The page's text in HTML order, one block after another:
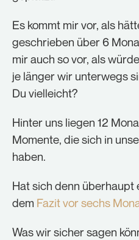
Es kommt mir vor, als
geschrieben über 6
mir auch so vor, als
je länger wir unterwegs
Du vielleicht?
Hinter uns liegen 12
Momente, die sich in
haben.
Hat sich denn
dem Fazit vor sechs
Was wir sicher sagen
Statistiken (1)
Statistik Cookies erfassen
Informationen helfen uns
Besucher
Externe Medien (1)
Plattformen werden
der Zugriff auf diese